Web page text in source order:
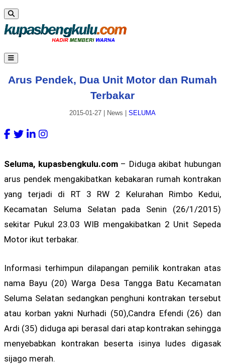
Arus Pendek, Dua Unit Motor dan Rumah
Terbakar
2015-01-27 News SELUMA
Seluma, kupasbengkulu.com– Diduga akibat hubungan
arus pendek mengakibatkan kebakaran rumah kontrakan
yang terjadi di RT 3 RW 2 Kelurahan Rimbo Kedui,
Kecamatan Seluma Selatan pada Senin (26/1/2015)
sekitar Pukul 23.03 WIB mengakibatkan 2 Unit Sepeda
Motor ikut terbakar.
Informasi terhimpun dilapangan pemilik kontrakan atas
nama Bayu (20) Warga Desa Tangga Batu Kecamatan
Seluma Selatan sedangkan penghuni kontrakan tersebut
atau korban yakni Nurhadi (50),Candra Efendi (26) dan
Ardi (35) diduga api berasal dari atap kontrakan sehingga
menyebabkan kontrakan beserta isinya ludes digasak
sijago merah.